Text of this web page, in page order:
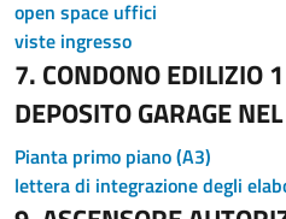
open space uffici
viste ingresso
7. CONDONO EDILIZIO
DEPOSITO GARAGE
Pianta primo piano (A3)
lettera di integrazione degli